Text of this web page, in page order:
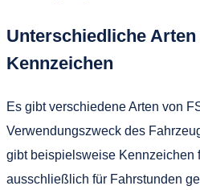
Unterschiedliche Arten
Kennzeichen
Es gibt verschiedene Arten von
Verwendungszweck des
gibt beispielsweise Kennzeichen
ausschließlich für Fahrstunden